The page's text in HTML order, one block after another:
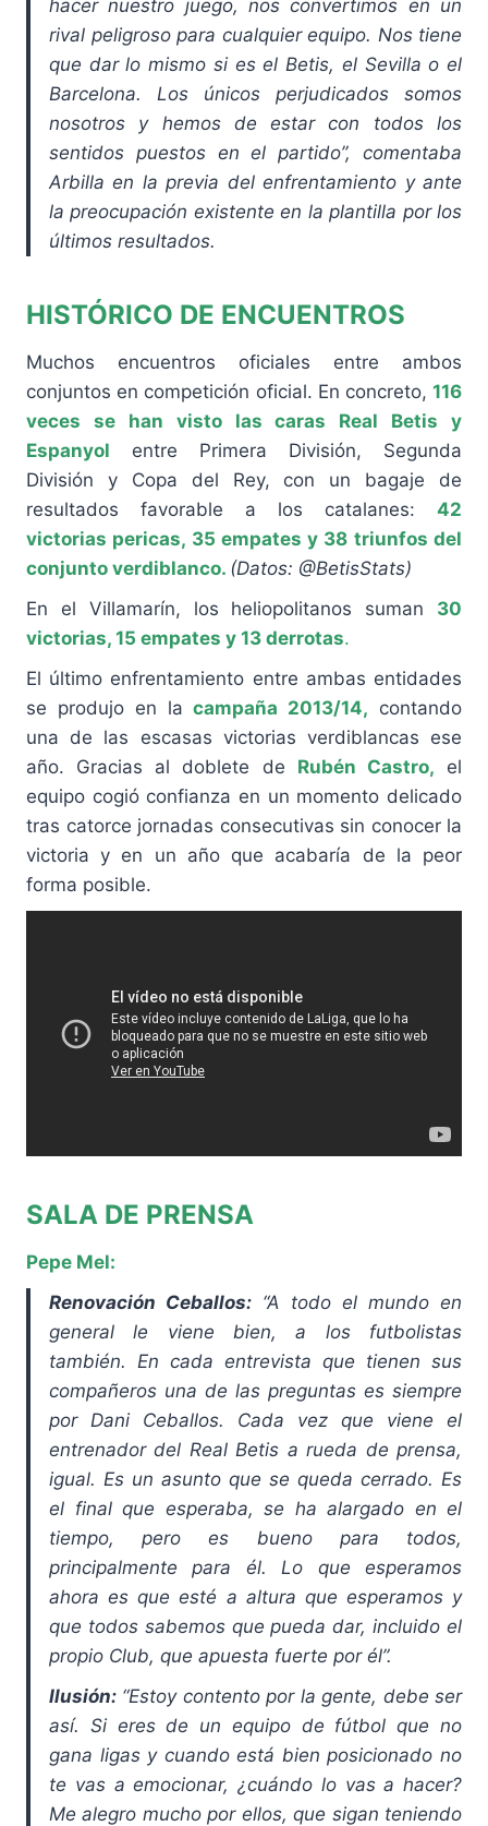
hacer nuestro juego, nos convertimos en un
rival peligroso para cualquier equipo. Nos tiene
que dar lo mismo si es el Betis, el Sevilla o el
Barcelona. Los únicos perjudicados somos
nosotros y hemos de estar con todos los
sentidos puestos en el partido”, comentaba
Arbilla en la previa del enfrentamiento y ante
la preocupación existente en la plantilla por los
últimos resultados.
HISTÓRICO DE ENCUENTROS
Muchos encuentros oficiales entre ambos
conjuntos en competición oficial. En concreto, 116
veces se han visto las caras Real Betis y
Espanyol entre Primera División, Segunda
División y Copa del Rey, con un bagaje de
resultados favorable a los catalanes: 42
victorias pericas, 35 empates y 38 triunfos del
conjunto verdiblanco. (Datos: @BetisStats)
En el Villamarín, los heliopolitanos suman 30
victorias, 15 empates y 13 derrotas.
El último enfrentamiento entre ambas entidades
se produjo en lacampaña 2013/14, contando
una de las escasas victorias verdiblancas ese
año. Gracias al doblete de Rubén Castro, el
equipo cogió confianza en un momento delicado
tras catorce jornadas consecutivas sin conocer la
victoria y en un año que acabaría de la peor
forma posible.
SALA DE PRENSA
Pepe Mel:
Renovación Ceballos: “A todo el mundo en
general le viene bien, a los futbolistas
también. En cada entrevista que tienen sus
compañeros una de las preguntas es siempre
por Dani Ceballos. Cada vez que viene el
entrenador del Real Betis a rueda de prensa,
igual. Es un asunto que se queda cerrado. Es
el final que esperaba, se ha alargado en el
tiempo, pero es bueno para todos,
principalmente para él. Lo que esperamos
ahora es que esté a altura que esperamos y
que todos sabemos que pueda dar, incluido el
propio Club, que apuesta fuerte por él”.
Ilusión: “Estoy contento por la gente, debe ser
así. Si eres de un equipo de fútbol que no
gana ligas y cuando está bien posicionado no
te vas a emocionar, ¿cuándo lo vas a hacer?
Me alegro mucho por ellos, que sigan teniendo